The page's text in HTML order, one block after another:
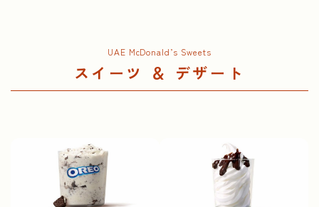
UAE McDonald’s Sweets
スイーツ ＆ デザート